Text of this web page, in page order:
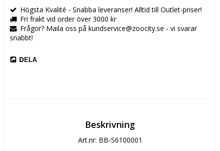
Högsta Kvalité - Snabba leveranser! Alltid till Outlet-priser!
Fri frakt vid order över 3000 kr
Frågor? Maila oss på kundservice@zoocity.se - vi svarar
snabbt!
DELA
Beskrivning
Art.nr: BB-S6100001